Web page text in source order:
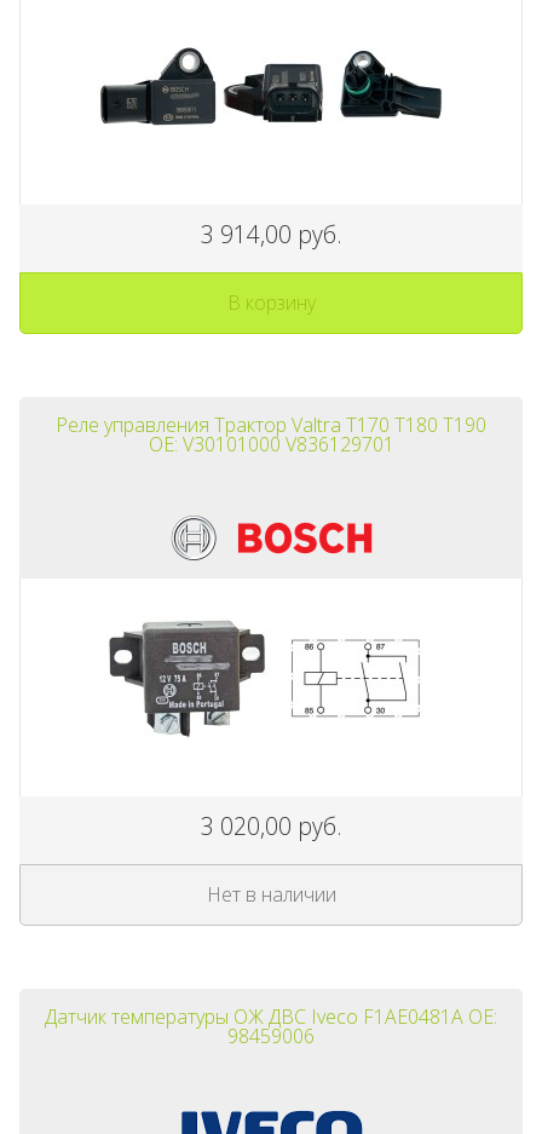
3 914,00 руб.
В корзину
Реле управления Трактор Valtra T170 T180 T190
OE: V30101000 V836129701
3 020,00 руб.
Нет в наличии
Датчик температуры ОЖ ДВС Iveco F1AE0481A OE:
98459006